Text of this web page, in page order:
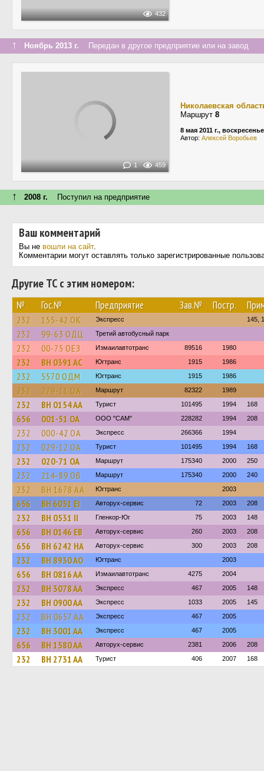
432
↑ Ноябрь 2013 г. Передан в другое предприятие или на завод
1 459
Николаевская
Маршрут 8
8 мая 2011 г., воскресенье
Автор: Алексей Воробьев
↑ 2008 г. Поступил на предприятие
Ваш комментарий
Вы не вошли на сайт.
Комментарии могут оставлять только зарегистрированные
Другие ТС с этим номером:
№ Гос.№ Предприятие Зав.№ Постр.
232 155-42 ОК Экспресс 145,
232 99-63 ОДЦ Третий автобусный парк
232 00-75 ОЕЗ Измаилавтотранс 89516 1980
232 BH 0391 AC Югтранс 1915 1986
232 5570 ОДМ Югтранс 1915 1986
232 279-11 ОА Маршрут 82322 1989
232 BH 0154 AA Турист 101495 1994 168
656 001-51 ОА ООО "САМ" 228282 1994 208
232 000-42 ОА Экспресс 266366 1994
232 029-12 ОА Турист 101495 1994 168
232 020-71 ОА Маршрут 175340 2000 250
232 214-89 ОВ Маршрут 175340 2000 240
232 BH 1678 AA Югтранс 2003
656 BH 6051 EI Авторух-сервис 72 2003 208
232 BH 0531 II Гленкор-Юг 75 2003 148
656 BH 0146 EB Авторух-сервис 260 2003 208
656 BH 6242 HA Авторух-сервис 300 2003 208
232 BH 8930 AO Югтранс 2003
656 BH 0816 AA Измаилавтотранс 4275 2004
232 BH 3078 AA Экспресс 467 2005 148
232 BH 0900 AA Экспресс 1033 2005 145
232 BH 0657 AA Экспресс 467 2005
232 BH 3001 AA Экспресс 467 2005
656 BH 1580 AA Авторух-сервис 2381 2006 208
232 BH 2731 AA Турист 406 2007 168